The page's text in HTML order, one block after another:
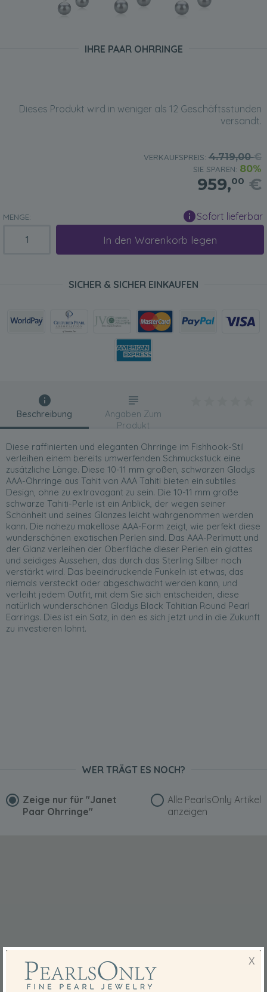
IHRE PAAR OHRRINGE
Dieses Produkt wird in weniger als 12 Geschäftsstunden
versandt.
VERKAUFSPREIS: 4.719,00€
SIE SPAREN: 80%
959,00 €
MENGE: Sofort lieferbar
In den Warenkorb legen
SICHER & SICHER EINKAUFEN
Beschreibung
Diese raffinierten und eleganten Ohrringe im Fishhook-Stil
verleihen einem bereits umwerfenden Schmuckstück eine
zusätzliche Länge. Diese 10-11 mm großen, schwarzen Gladys
AAA-Ohrringe aus Tahit von AAA Tahiti bieten ein subtiles
Design, ohne zu extravagant zu sein. Die 10-11 mm große
schwarze Tahiti-Perle ist ein Anblick, der wegen seiner
Schönheit und seines Glanzes leicht wahrgenommen werden
kann. Die nahezu makellose AAA-Form zeigt, wie perfekt diese
wunderschönen exotischen Perlen sind. Das AAA-Perlmutt und
der Glanz verleihen der Oberfläche dieser Perlen ein glattes
und seidiges Aussehen, das durch das Sterling Silber noch
verstärkt wird. Das beeindruckende Funkeln ist etwas, das
niemals versteckt oder abgeschwächt werden kann, und
verleiht jedem Outfit, mit dem Sie sich entscheiden, diese
natürlich wunderschönen Gladys Black Tahitian Round Pearl
Earrings. Dies ist ein Satz, in den es sich jetzt und in die Zukunft
zu investieren lohnt.
Angaben Zum
Produkt
WER TRÄGT ES NOCH?
Zeige nur für "Janet
Paar Ohrringe"
Alle PearlsOnly Artikel
anzeigen
X